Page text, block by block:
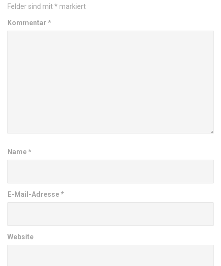
Felder sind mit* markiert
Kommentar *
Name*
E-Mail-Adresse*
Website